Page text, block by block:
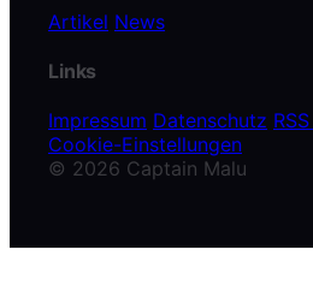
Artikel News
Links
Impressum Datenschutz
Cookie-Einstellungen
© 2026 Captain Malu